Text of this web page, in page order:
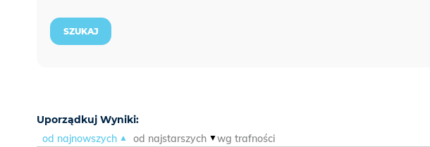
Uporządkuj Wyniki:
od najnowszych
od najstarszych wg trafności